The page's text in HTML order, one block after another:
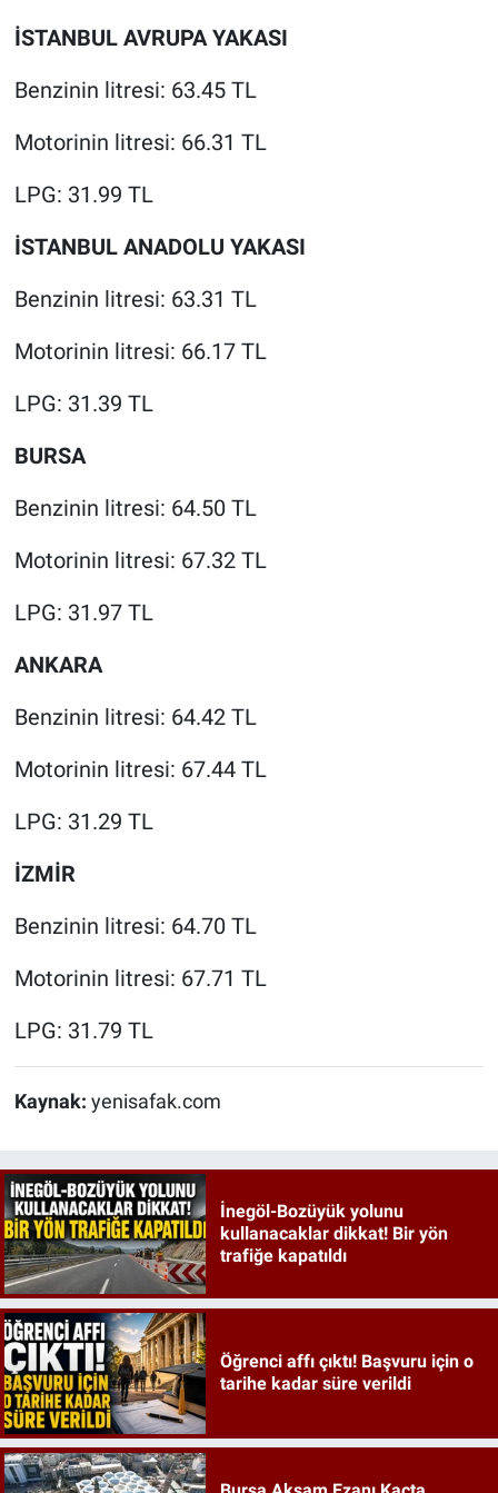
İSTANBUL AVRUPA YAKASI
Benzinin litresi: 63.45 TL
Motorinin litresi: 66.31 TL
LPG: 31.99 TL
İSTANBUL ANADOLU YAKASI
Benzinin litresi: 63.31 TL
Motorinin litresi: 66.17 TL
LPG: 31.39 TL
BURSA
Benzinin litresi: 64.50 TL
Motorinin litresi: 67.32 TL
LPG: 31.97 TL
ANKARA
Benzinin litresi: 64.42 TL
Motorinin litresi: 67.44 TL
LPG: 31.29 TL
İZMİR
Benzinin litresi: 64.70 TL
Motorinin litresi: 67.71 TL
LPG: 31.79 TL
Kaynak: yenisafak.com
İnegöl-Bozüyük yolunu
kullanacaklar dikkat! Bir yön
trafiğe kapatıldı
Öğrenci affı çıktı! Başvuru için o
tarihe kadar süre verildi